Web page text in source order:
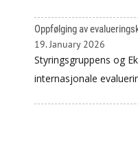
Oppfølging av
19. January 2026
Styringsgruppens og
internasjonale